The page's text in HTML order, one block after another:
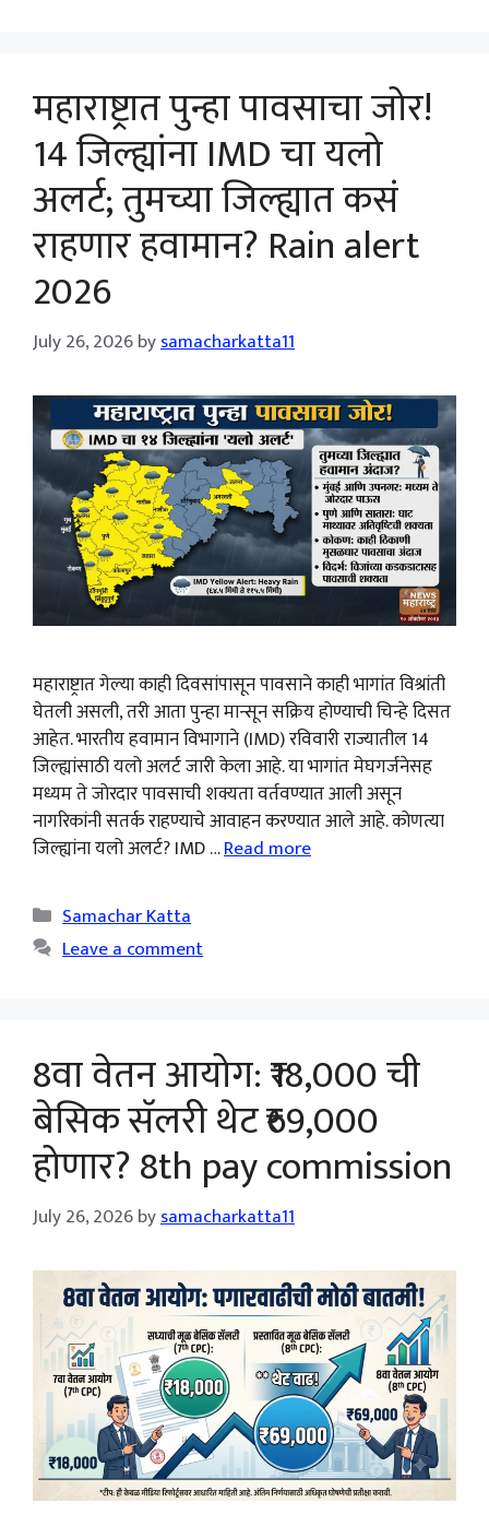
महाराष्ट्रात पुन्हा पावसाचा जोर!
14 जिल्ह्यांना IMD चा यलो
अलर्ट; तुमच्या जिल्ह्यात कसं
राहणार हवामान? Rain alert
2026
July 26, 2026bysamacharkatta11
महाराष्ट्रात गेल्या काही दिवसांपासून पावसाने काही भागांत विश्रांती
घेतली असली, तरी आता पुन्हा मान्सून सक्रिय होण्याची चिन्हे दिसत
आहेत. भारतीय हवामान विभागाने (IMD) रविवारी राज्यातील 14
जिल्ह्यांसाठी यलो अलर्ट जारी केला आहे. या भागांत मेघगर्जनेसह
मध्यम ते जोरदार पावसाची शक्यता वर्तवण्यात आली असून
नागरिकांनी सतर्क राहण्याचे आवाहन करण्यात आले आहे. कोणत्या
जिल्ह्यांना यलो अलर्ट? IMD …Read more
Categories
Samachar Katta
Leave a comment
8वा वेतन आयोग: ₹18,000 ची
बेसिक सॅलरी थेट ₹69,000
होणार? 8th pay commission
July 26, 2026bysamacharkatta11